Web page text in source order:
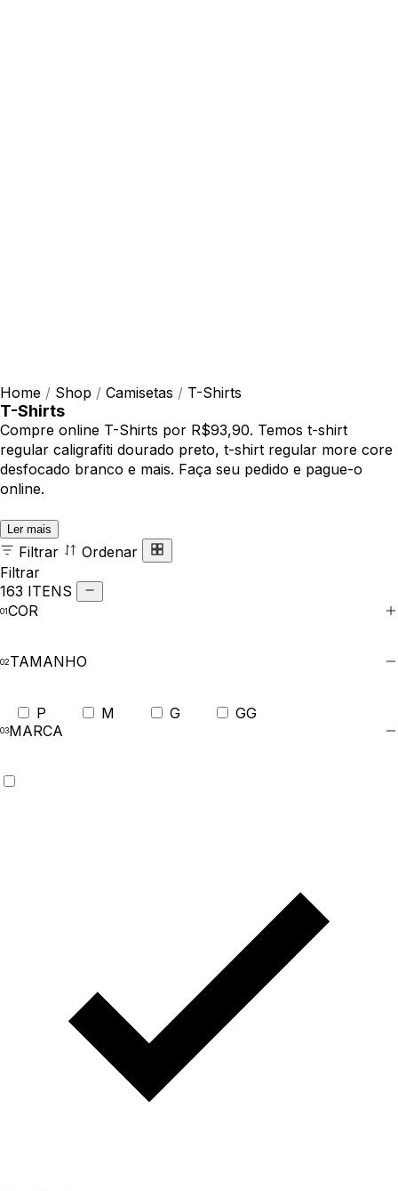
Home / Shop / Camisetas / T-Shirts
T-Shirts
Compre online T-Shirts por R$93,90. Temos t-shirt
regular caligrafiti dourado preto, t-shirt regular more core
desfocado branco e mais. Faça seu pedido e pague-o
online.
Ler mais
Filtrar
Ordenar
Filtrar
163 ITENS
COR
TAMANHO
P M G
GG
MARCA